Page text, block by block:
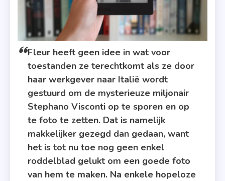
Fleur heeft geen idee in wat voor
toestanden ze terechtkomt als ze door
haar werkgever naar Italië wordt
gestuurd om de mysterieuze miljonair
Stephano Visconti op te sporen en op
te foto te zetten. Dat is namelijk
makkelijker gezegd dan gedaan, want
het is tot nu toe nog geen enkel
roddelblad gelukt om een goede foto
van hem te maken. Na enkele hopeloze